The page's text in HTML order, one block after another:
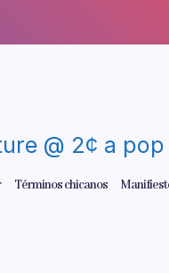
@ 2¢ a
Términos chicanos